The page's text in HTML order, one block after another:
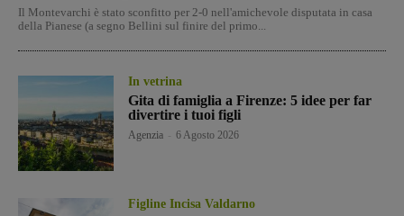
Il Montevarchi è stato sconfitto per 2-0 nell'amichevole disputata in casa
della Pianese (a segno Bellini sul finire del primo...
In vetrina
Gita di famiglia a Firenze: 5 idee per far
divertire i tuoi figli
Agenzia 6 Agosto 2026
Figline Incisa Valdarno